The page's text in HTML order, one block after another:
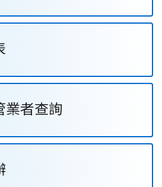
業者查詢